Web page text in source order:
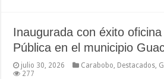
Inaugurada con éxito
Pública en el municipio
julio 30, 2026 Carabobo, Destacados,
277